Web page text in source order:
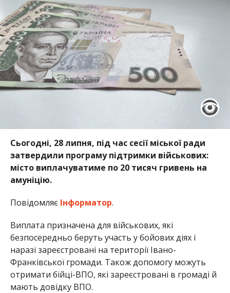
Сьогодні, 28 липня, під час сесії міської ради
затвердили програму підтримки військових:
місто виплачуватиме по 20 тисяч гривень на
амуніцію.
Повідомляє Інформатор.
Виплата призначена для військових, які
безпосередньо беруть участь у бойових діях і
наразі зареєстровані на території Івано-
Франківської громади. Також допомогу можуть
отримати бійці-ВПО, які зареєстровані в громаді й
мають довідку ВПО.